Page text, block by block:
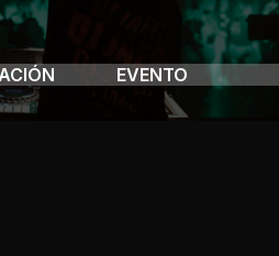
EVENTO